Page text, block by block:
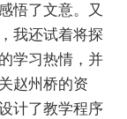
悟了文意。又
我还试着将探
学习热情，并
赵州桥的资
计了教学程序